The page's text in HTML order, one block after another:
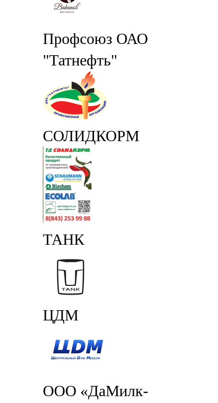
Профсоюз ОАО
"Татнефть"
СОЛИДКОРМ
ТАНК
ЦДМ
ООО «ДаМилк-